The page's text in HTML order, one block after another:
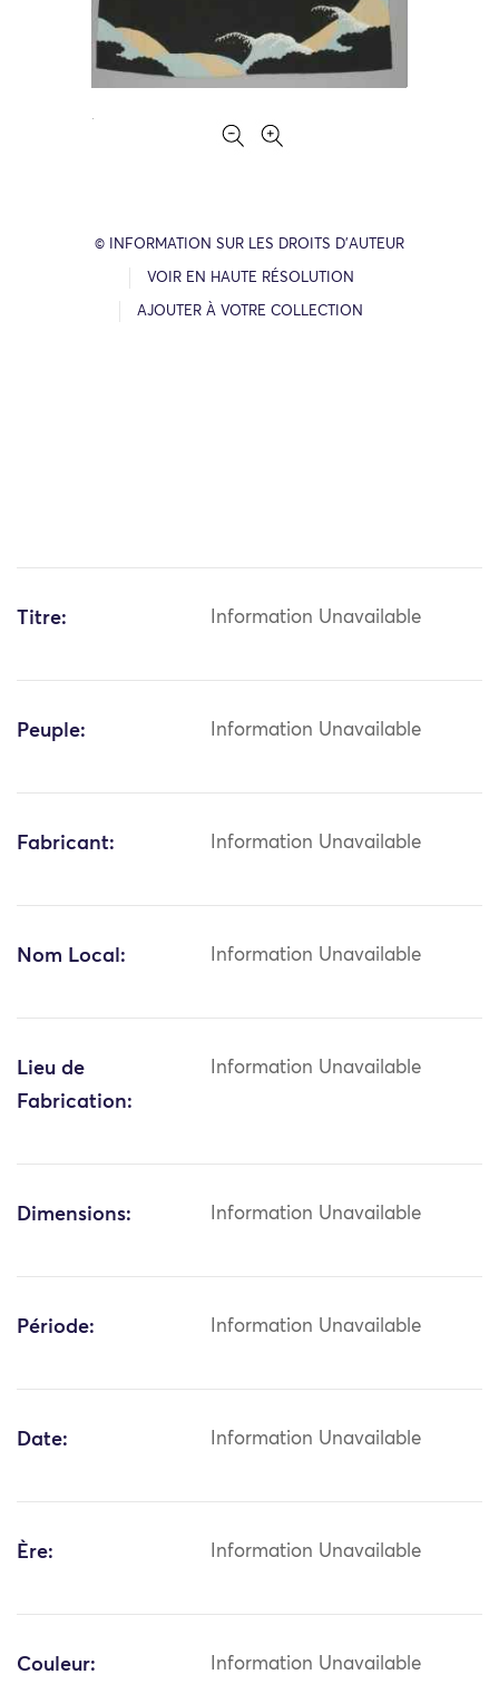
© INFORMATION SUR LES DROITS D’AUTEUR
VOIR EN HAUTE RÉSOLUTION
AJOUTER À VOTRE COLLECTION
Titre: Information Unavailable
Peuple: Information Unavailable
Fabricant: Information Unavailable
Nom Local: Information Unavailable
Lieu de
Fabrication:
Information Unavailable
Dimensions: Information Unavailable
Période: Information Unavailable
Date: Information Unavailable
Ère: Information Unavailable
Couleur: Information Unavailable